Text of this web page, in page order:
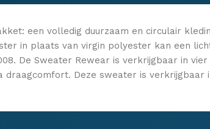
een volledig duurzaam en circulair
in plaats van virgin polyester kan een
De Sweater Rewear is verkrijgbaar in
Deze sweater is verkrijgbaar